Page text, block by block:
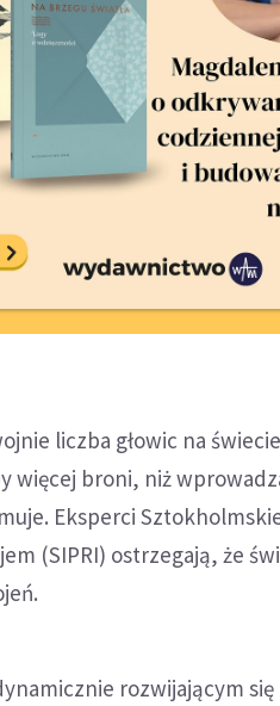
liczba głowic na
więcej broni, niż
Eksperci
(SIPRI) ostrzegają, że
rozwijającym